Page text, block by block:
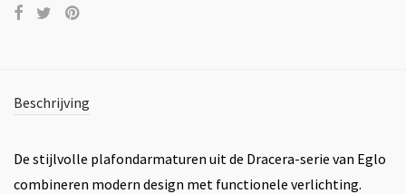
Beschrijving
De stijlvolle plafondarmaturen uit de Dracera-serie van Eglo
combineren modern design met functionele verlichting.